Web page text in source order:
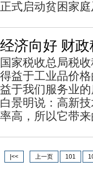
正式启动贫困家
经济向好 财
国家税收总局税
得益于工业品价
益于我们服务业
白景明说：高新
率高，所以它带
|<< 上一页 101